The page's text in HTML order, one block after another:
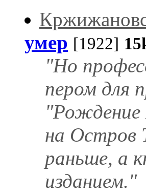
умер [1922]
"Но
пером для
"Рождение
на Остров
раньше, а
изданием."